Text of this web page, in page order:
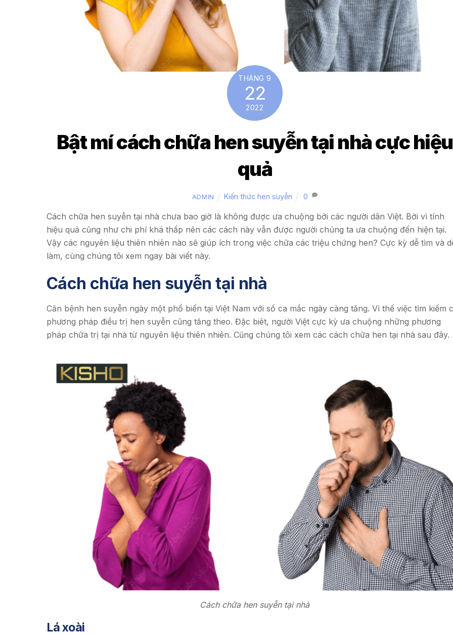
THÁNG 9
22
2022
Bật mí cách chữa hen suyễn tại nhà cực hiệu
quả
ADMIN Kiến thức hen suyễn 0
Cách chữa hen suyễn tại nhà chưa bao giờ là không được ưa chuộng bởi các người dân Việt. Bởi vì tính
hiệu quả cũng như chi phí khá thấp nên các cách này vẫn được người chúng ta ưa chuộng đến hiện tại.
Vậy các nguyên liệu thiên nhiên nào sẽ giúp ích trong việc chữa các triệu chứng hen? Cực kỳ dễ tìm và
làm, cùng chúng tôi xem ngay bài viết này.
Cách chữa hen suyễn tại nhà
Căn bệnh hen suyễn ngày một phổ biến tại Việt Nam với số ca mắc ngày càng tăng. Vì thế việc tìm kiếm
phương pháp điều trị hen suyễn cũng tăng theo. Đặc biêt, người Việt cực kỳ ưa chuộng những phương
pháp chữa trị tại nhà từ nguyên liệu thiên nhiên. Cũng chúng tôi xem các cách chữa hen tại nhà sau đây.
Cách chữa hen suyễn tại nhà
Lá xoài